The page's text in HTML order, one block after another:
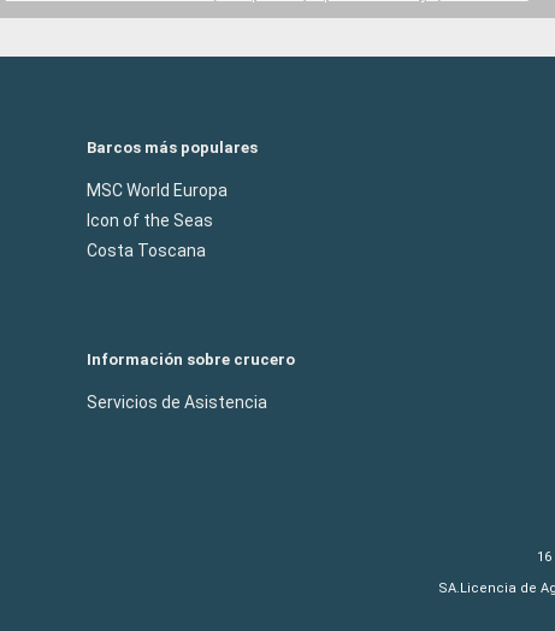
Barcos más populares
MSC World Europa
Icon of the Seas
Costa Toscana
Información sobre crucero
Servicios de Asistencia
SA.Licencia de